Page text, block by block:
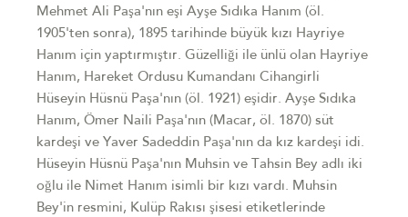
Mehmet Ali Paşa'nın eşi Ayşe Sıdıka Hanım (öl.
1905'ten sonra), 1895 tarihinde büyük kızı Hayriye
Hanım için yaptırmıştır. Güzelliği ile ünlü olan Hayriye
Hanım, Hareket Ordusu Kumandanı Cihangirli
Hüseyin Hüsnü Paşa'nın (öl. 1921) eşidir. Ayşe Sıdıka
Hanım, Ömer Naili Paşa'nın (Macar, öl. 1870) süt
kardeşi ve Yaver Sadeddin Paşa'nın da kız kardeşi idi.
Hüseyin Hüsnü Paşa'nın Muhsin ve Tahsin Bey adlı iki
oğlu ile Nimet Hanım isimli bir kızı vardı. Muhsin
Bey'in resmini, Kulüp Rakısı şisesi etiketlerinde